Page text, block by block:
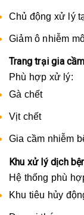
Chủ động xử lý
Giảm ô nhiễm
Trang trại gia cầm
Phù hợp xử lý:
Gà chết
Vịt chết
Gia cầm nhiễm
Khu xử lý dịch
Hệ thống phù
Khu tiêu hủy